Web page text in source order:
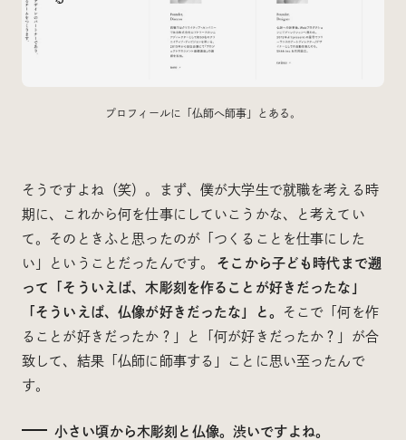
プロフィールに「仏師へ師事」とある。
そうですよね（笑）。まず、僕が大学生で就職を考える時
期に、これから何を仕事にしていこうかな、と考えてい
て。そのときふと思ったのが「つくることを仕事にした
い」ということだったんです。 そこから子ども時代まで遡
って「そういえば、木彫刻を作ることが好きだったな」
「そういえば、仏像が好きだったな」と。
そこで「何を作
ることが好きだったか？」と「何が好きだったか？」が合
致して、結果「仏師に師事する」ことに思い至ったんで
す。
小さい頃から木彫刻と仏像。渋いですよね。